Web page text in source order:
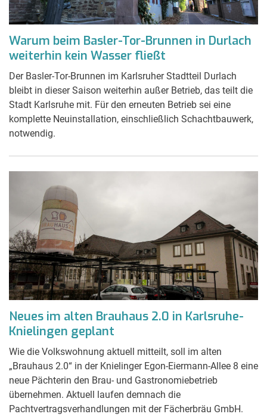
Warum beim Basler-Tor-Brunnen in Durlach
weiterhin kein Wasser fließt
Der Basler-Tor-Brunnen im Karlsruher Stadtteil Durlach
bleibt in dieser Saison weiterhin außer Betrieb, das teilt die
Stadt Karlsruhe mit. Für den erneuten Betrieb sei eine
komplette Neuinstallation, einschließlich Schachtbauwerk,
notwendig.
Neues im alten Brauhaus 2.0 in Karlsruhe-
Knielingen geplant
Wie die Volkswohnung aktuell mitteilt, soll im alten
„Brauhaus 2.0“ in der Knielinger Egon-Eiermann-Allee 8 eine
neue Pächterin den Brau- und Gastronomiebetrieb
übernehmen. Aktuell laufen demnach die
Pachtvertragsverhandlungen mit der Fächerbräu GmbH.